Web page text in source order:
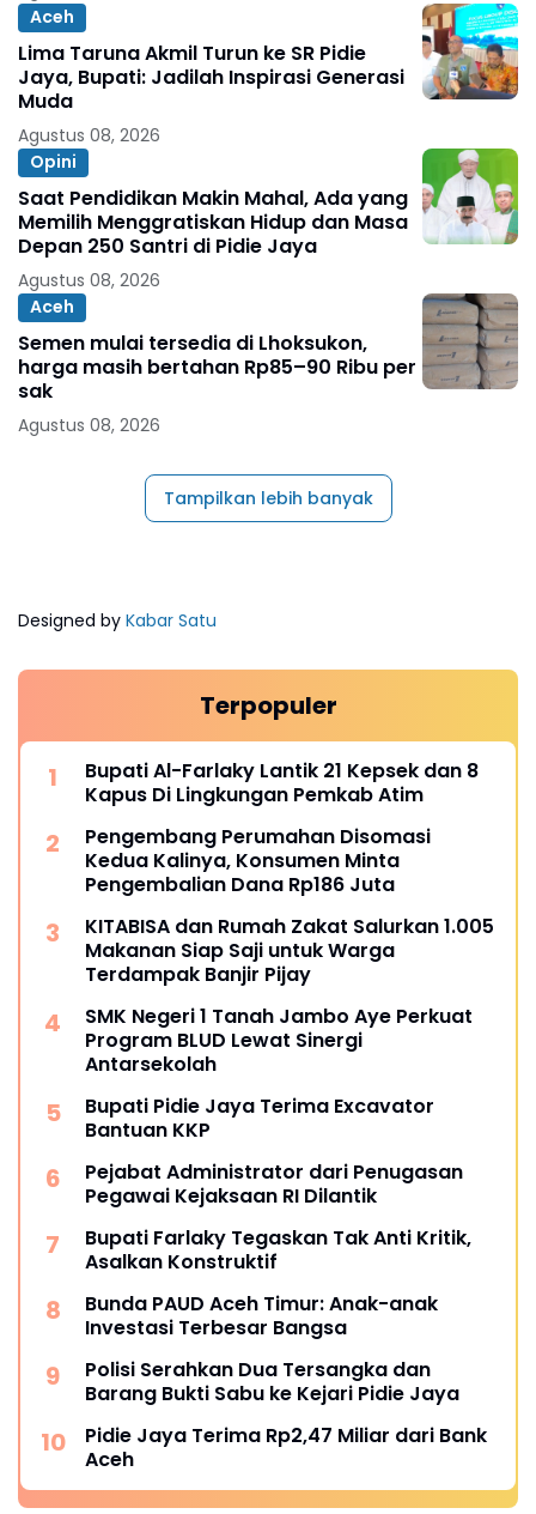
Aceh
Lima Taruna Akmil Turun ke SR Pidie
Jaya, Bupati: Jadilah Inspirasi Generasi
Muda
Agustus 08, 2026
Opini
Saat Pendidikan Makin Mahal, Ada yang
Memilih Menggratiskan Hidup dan Masa
Depan 250 Santri di Pidie Jaya
Agustus 08, 2026
Aceh
Semen mulai tersedia di Lhoksukon,
harga masih bertahan Rp85–90 Ribu per
sak
Agustus 08, 2026
Tampilkan lebih banyak
Designed by Kabar Satu
Terpopuler
Bupati Al-Farlaky Lantik 21 Kepsek dan 8
Kapus Di Lingkungan Pemkab Atim
Pengembang Perumahan Disomasi
Kedua Kalinya, Konsumen Minta
Pengembalian Dana Rp186 Juta
KITABISA dan Rumah Zakat Salurkan 1.005
Makanan Siap Saji untuk Warga
Terdampak Banjir Pijay
SMK Negeri 1 Tanah Jambo Aye Perkuat
Program BLUD Lewat Sinergi
Antarsekolah
Bupati Pidie Jaya Terima Excavator
Bantuan KKP
Pejabat Administrator dari Penugasan
Pegawai Kejaksaan RI Dilantik
Bupati Farlaky Tegaskan Tak Anti Kritik,
Asalkan Konstruktif
Bunda PAUD Aceh Timur: Anak-anak
Investasi Terbesar Bangsa
Polisi Serahkan Dua Tersangka dan
Barang Bukti Sabu ke Kejari Pidie Jaya
Pidie Jaya Terima Rp2,47 Miliar dari Bank
Aceh